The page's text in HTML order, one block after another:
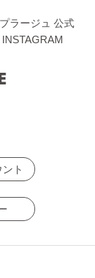
ラージュ 公式
ト